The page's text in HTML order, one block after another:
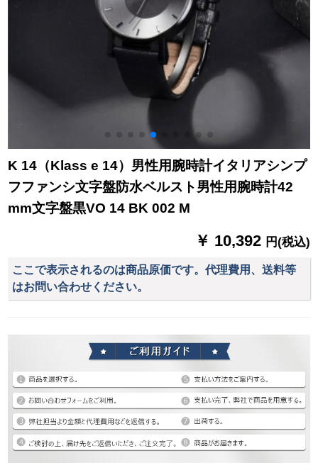
K 14（Klass e 14）男性用腕時計イタリアシンプ
フファンシ文字盤防水ベルスト男性用腕時計42
mm文字盤黒VO 14 BK 002 M
￥ 10,392 円(税込)
ここで表示されるのは商品原価です。代理費用、送料等
はお問い合わせください。